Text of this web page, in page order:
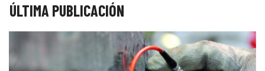
ÚLTIMA PUBLICACIÓN